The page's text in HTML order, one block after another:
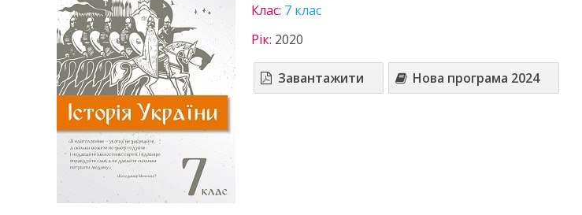
Клас: 7 клас
Рік: 2020
Завантажити Нова програма 2024